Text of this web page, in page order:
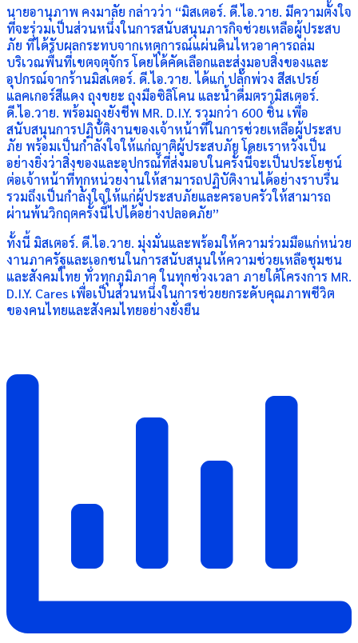
นายอานุภาพ คงมาลัย กล่าวว่า “มิสเตอร์. ดี.ไอ.วาย. มีความตั้งใจ
ที่จะร่วมเป็นส่วนหนึ่งในการสนับสนุนภารกิจช่วยเหลือผู้ประสบ
ภัย ที่ได้รับผลกระทบจากเหตุการณ์แผ่นดินไหวอาคารถล่ม
บริเวณพื้นที่เขตจตุจักร โดยได้คัดเลือกและส่งมอบสิ่งของและ
อุปกรณ์จากร้านมิสเตอร์. ดี.ไอ.วาย. ได้แก่ ปลั๊กพ่วง สีสเปรย์
แลคเกอร์สีแดง ถุงขยะ ถุงมือซิลิโคน และน้ำดื่มตรามิสเตอร์.
ดี.ไอ.วาย. พร้อมถุงยังชีพ MR. D.I.Y. รวมกว่า 600 ชิ้น เพื่อ
สนับสนุนการปฏิบัติงานของเจ้าหน้าที่ในการช่วยเหลือผู้ประสบ
ภัย พร้อมเป็นกำลังใจให้แก่ญาติผู้ประสบภัย โดยเราหวังเป็น
อย่างยิ่งว่าสิ่งของและอุปกรณ์ที่ส่งมอบในครั้งนี้จะเป็นประโยชน์
ต่อเจ้าหน้าที่ทุกหน่วยงานให้สามารถปฏิบัติงานได้อย่างราบรื่น
รวมถึงเป็นกำลังใจให้แก่ผู้ประสบภัยและครอบครัวให้สามารถ
ผ่านพ้นวิกฤตครั้งนี้ไปได้อย่างปลอดภัย”
ทั้งนี้ มิสเตอร์. ดี.ไอ.วาย. มุ่งมั่นและพร้อมให้ความร่วมมือแก่หน่วย
งานภาครัฐและเอกชนในการสนับสนุนให้ความช่วยเหลือชุมชน
และสังคมไทย ทั่วทุกภูมิภาค ในทุกช่วงเวลา ภายใต้โครงการ MR.
D.I.Y. Cares เพื่อเป็นส่วนหนึ่งในการช่วยยกระดับคุณภาพชีวิต
ของคนไทยและสังคมไทยอย่างยั่งยืน